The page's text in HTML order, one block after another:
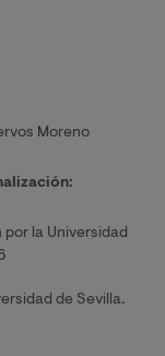
Moreno
la Universidad
de Sevilla.